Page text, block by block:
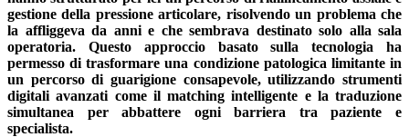
gestione della pressione articolare, risolvendo un problema che
la affliggeva da anni e che sembrava destinato solo alla sala
operatoria. Questo approccio basato sulla tecnologia ha
permesso di trasformare una condizione patologica limitante in
un percorso di guarigione consapevole, utilizzando strumenti
digitali avanzati come il matching intelligente e la traduzione
simultanea per abbattere ogni barriera tra paziente e
specialista.